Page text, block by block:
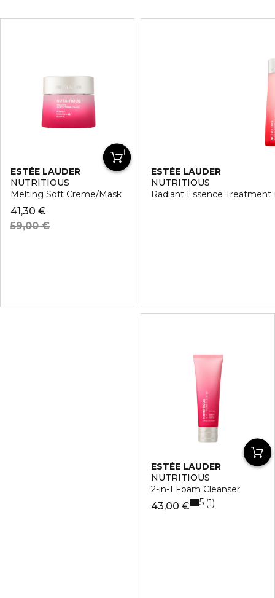
ESTÉE LAUDER
NUTRITIOUS
Melting Soft Creme/Mask
41,30 €
59,00 €
ESTÉE LAUDER
NUTRITIOUS
Radiant Essence Treatment
ESTÉE LAUDER
NUTRITIOUS
2-in-1 Foam Cleanser
43,00 € 5 1